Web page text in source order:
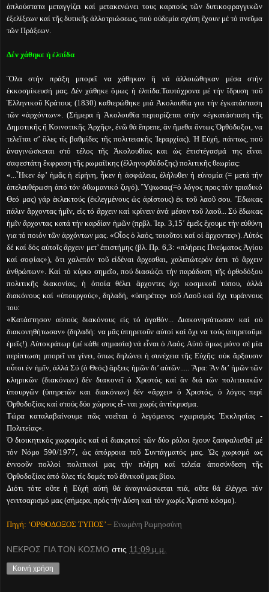
ἁπλούστατα μεταγγίζει καί μετακενώνει τους καρπούς τῶν δυτικοφραγγικῶν
ἐξελίξεων καί τῆς δυτικῆς ἀλλοτριώσεως, πού οὐδεμία σχέση ἒχουν μέ τό πνεῦμα
τῶν Πράξεων.
Δέν χάθηκε ἡ ἐλπίδα
Ὃλα στήν πράξη μπορεῖ να χάθηκαν ἢ νά ἀλλοιώθηκαν μέσα στήν
ἐκκοσμίκευσή μας. Δέν χάθηκε ὃμως ἡ ἐλπίδα.Ταυτόχρονα μέ τήν ἳδρυση τοῦ
Ἑλληνικοῦ Κράτους (1830) καθιερώθηκε μιά Ἀκολουθία για τήν ἐγκατάσταση
τῶν «ἀρχόντων». (Σήμερα ἡ Ἀκολουθία περιορίζεται στήν «ἐγκατάσταση τῆς
Δημοτικῆς ἢ Κοινοτικῆς Ἀρχῆς», ἐνῶ θὰ ἒπρεπε, ἂν ἢμεθα ὂντως Ὀρθόδοξοι, να
τελεῖται σ’ ὃλες τίς βαθμίδες τῆς πολιτειακῆς Ἱεραρχίας). Ἡ Εὐχή, πάντως, πού
ἀναγινώσκεται στό τέλος τῆς Ἀκολουθίας και ὡς ἐπιστέγασμά της εἶναι
σαφεστάτη ἒκφραση τῆς ρωμαίϊκης (ἑλληνορθόδοξης) πολιτικῆς θεωρίας:
«...Ἧκεν ἐφ’ ἡμᾶς ἡ εἰρήνη, ἧκεν ἡ ἀσφάλεια, ἐλήλυθεν ἡ εὐνομία (= μετά τήν
ἀπελευθέρωση ἀπό τόν ὀθωμανικό ζυγό). Ὓψωσας(=ὁ λόγος προς τόν τριαδικό
Θεό μας) γάρ ἐκλεκτούς (ἐκλεγμένους ὡς ἀρίστους) ἐκ τοῦ λαοῦ σου. Ἒδωκας
πάλιν ἂρχοντας ἡμῖν, εἰς τό ἂρχειν καί κρίνειν ἀνά μέσον τοῦ λαοῦ... Σύ ἒδωκας
ἡμῖν ἂρχοντας κατά τήν καρδίαν ἡμῶν (πρβλ. Ἱερ. 3,15΄ ἐμεῖς ἒχουμε τήν εὐθύνη
για τό ποιόν τῶν ἀρχόντων μας. «Οἷος ὁ λαός, τοιοῦτοι καί οἱ ἂρχοντες»). Αὐτός
δέ καί δός αὐτοῖς ἂρχειν μετ’ ἐπιστήμης (βλ. Πρ. 6,3: «πλήρεις Πνεύματος Ἁγίου
καί σοφίας»), ὅτι χαλεπόν τοῦ εἰδέναι ἂρχεσθαι, χαλεπώτερόν ἐστι τό ἂρχειν
ἀνθρώπων». Καί τό κύριο σημεῖο, πού διασώζει τήν παράδοση τῆς ὀρθοδόξου
πολιτικῆς διακονίας, ἡ ὁποία θέλει ἂρχοντες ὂχι κοσμικοῦ τύπου, ἀλλά
διακόνους καί «ὑπουργούς», δηλαδή, «ὑπηρέτες» τοῦ Λαοῦ καί ὂχι τυράννους
του:
«Κατάστησον αὐτούς διακόνους εἰς τό ἀγαθόν... Διακονησάτωσαν καί οὐ
διακονηθήτωσαν» (δηλαδή: να μᾶς ὑπηρετοῦν αὐτοί καί ὂχι να τούς ὑπηρετοῦμε
ἐμεῖς!). Αὐτοκράτωρ (μέ κάθε σημασία) νά εἶναι ὁ Λαός. Αὐτό ὃμως μόνο σέ μία
περίπτωση μπορεῖ να γίνει, ὃπως δηλώνει ἡ συνέχεια τῆς Εὐχῆς: οὐκ ἂρξουσιν
οὗτοι ἐν ἡμῖν, ἀλλά Σύ (ὁ Θεός) ἂρξεις ἡμῶν δι’ αὐτῶν..... Ἂρα: Ἂν δι’ ἡμῶν τῶν
κληρικῶν (διακόνων) δέν διακονεῖ ὁ Χριστός καί ἂν διά τῶν πολιτειακῶν
ὑπουργῶν (ὑπηρετῶν και διακόνων) δέν «ἂρχει» ὁ Χριστός, ὁ λόγος περί
Ὀρθοδοξίας καί στούς δύο χώρους εἶ- ναι χωρίς ἀντίκρυσμα.
Τώρα καταλαβαίνουμε πῶς νοεῖται ὁ λεγόμενος «χωρισμός Ἐκκλησίας -
Πολιτείας».
Ὁ διοικητικός χωρισμός καί οἱ διακριτοί τῶν δύο ρόλοι ἒχουν ξασφαλισθεῖ μέ
τόν Νόμο 590/1977, ὡς ἀπόρροια τοῦ Συντάγματός μας. Ὡς χωρισμό ως
ἐννοοῦν πολλοί πολιτικοί μας τήν πλήρη καί τελεία ἀποσύνδεση τῆς
Ὀρθοδοξίας ἀπό ὃλες τίς δομές τοῦ ἐθνικοῦ μας βίου.
Διότι τότε οὒτε ἡ Εὐχή αὐτή θά ἀναγινώσκεται πιά, οὒτε θά ἐλέγχει τόν
γενιτσαρισμό μας (σήμερα, πρός τήν Δύση καί τόν χωρίς Χριστό κόσμο).
Πηγή: ‘ΟΡΘΟΔΟΞΟΣ ΤΥΠΟΣ’ – Ενωμένη Ρωμηοσύνη
ΝΕΚΡΟΣ ΓΙΑ ΤΟΝ ΚΟΣΜΟ στις 11:09 μ.μ.
Κοινή χρήση